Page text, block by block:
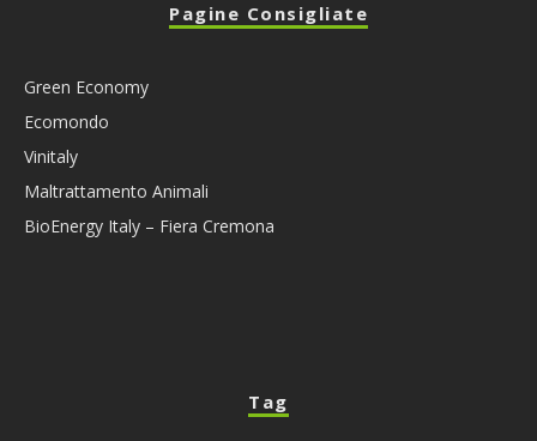
Pagine Consigliate
Green Economy
Ecomondo
Vinitaly
Maltrattamento Animali
BioEnergy Italy – Fiera Cremona
Tag